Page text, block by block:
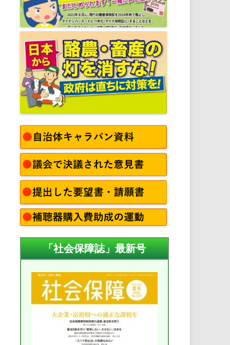
「社会保障誌」最新号